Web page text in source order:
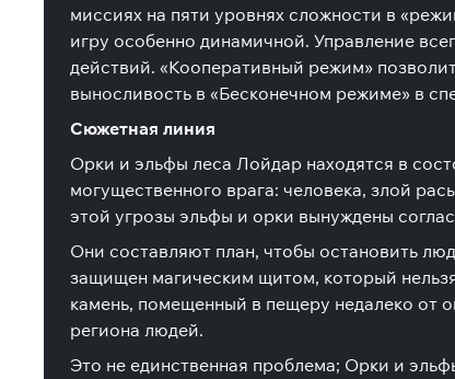
миссиях на пяти уровнях сложности в
игру особенно динамичной. Управление
действий. «Кооперативный режим»
выносливость в «Бесконечном режиме» в
Сюжетная линия
Орки и эльфы леса Лойдар находятся в
могущественного врага: человека, злой
этой угрозы эльфы и орки вынуждены
Они составляют план, чтобы остановить
защищен магическим щитом, который
камень, помещенный в пещеру недалеко от
региона людей.
Это не единственная проблема; Орки и